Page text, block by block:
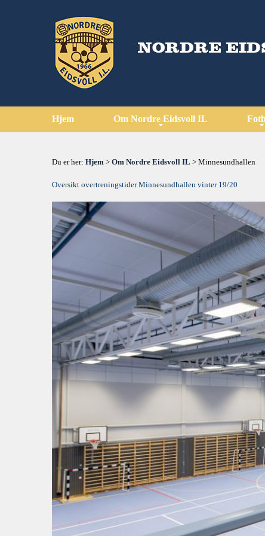
Hjem Om Nordre Eidsvoll IL
Du er her: Hjem > Om Nordre Eidsvoll IL > Minnesundhallen
Oversikt overtreningstider Minnesundhallen vinter 19/20